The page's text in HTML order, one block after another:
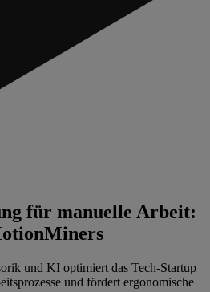
für manuelle Arbeit:
und KI optimiert das Tech-Startup
und fördert ergonomische